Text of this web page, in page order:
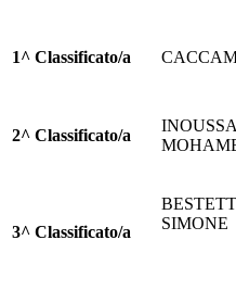
1^ Classificato/a
2^ Classificato/a
INOUSSA
3^ Classificato/a
SIMONE